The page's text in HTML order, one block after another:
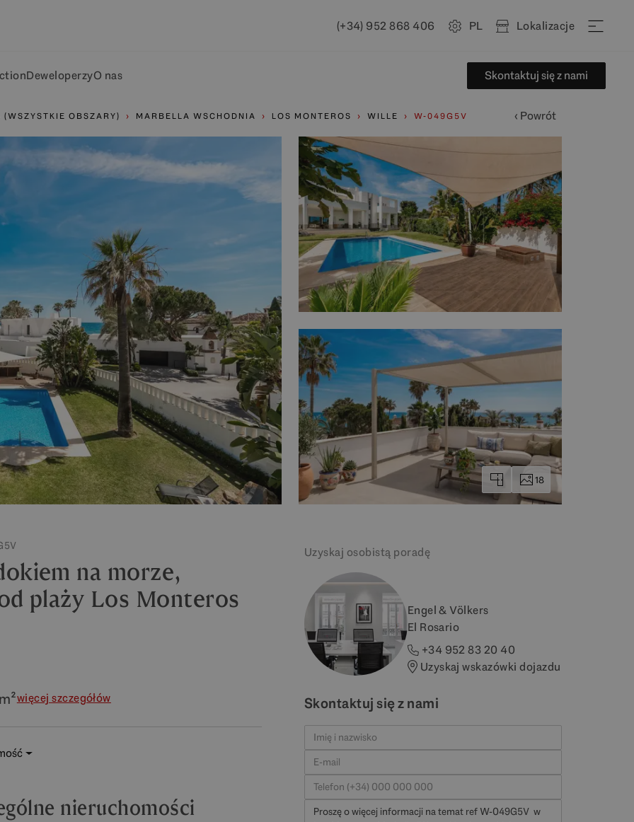
(+34) 952 868 406 PL Lokalizacje
DeweloperzyO nas Skontaktuj się z nami
(WSZYSTKIE OBSZARY) MARBELLA WSCHODNIA LOS MONTEROS WILLE W-049G5V ‹ Powrót
18
na morze,
plaży Los Monteros
więcej szczegółów
nieruchomości
Uzyskaj osobistą poradę
Engel & Völkers
El Rosario
+34 952 83 20 40
Uzyskaj wskazówki dojazdu
Skontaktuj się z nami